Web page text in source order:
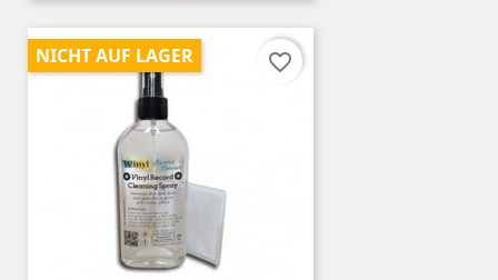
NICHT AUF LAGER favorite_border